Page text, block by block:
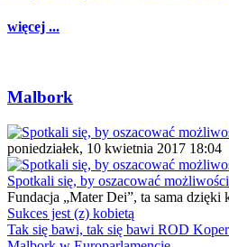
więcej ...
Malbork
poniedziałek, 10 kwietnia 2017 18:04
Spotkali się, by oszacować
Fundacja „Mater Dei”, ta sama dzięki
Sukces jest (z) kobietą
Tak się bawi, tak się bawi ROD